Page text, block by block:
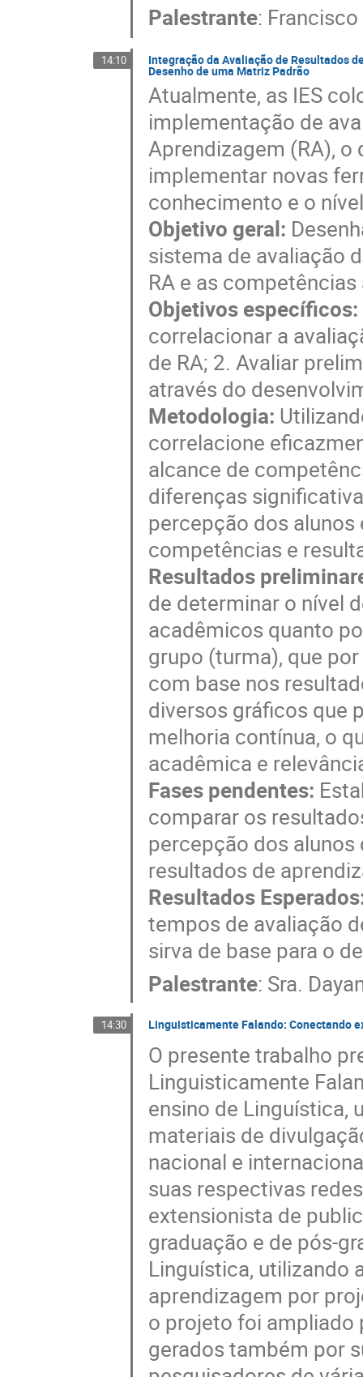
Palestrante:
14:10 Integração da Avaliação de Resultados
Desenho de uma Matriz Padrão
Atualmente, as IES
implementação de
Aprendizagem (RA),
implementar novas
conhecimento e o
Objetivo geral:
sistema de avaliação
RA e as
Objetivos específicos:
correlacionar a
de RA; 2. Avaliar
através do
Metodologia:
correlacione
alcance de
diferenças
percepção dos
competências e
Resultados
de determinar o nível
acadêmicos quanto
grupo (turma), que
com base nos
diversos gráficos que
melhoria contínua, o
acadêmica e
Fases pendentes:
comparar os
percepção dos
resultados de
Resultados
tempos de avaliação
sirva de base para o
Palestrante: Sra.
14:30 Linguisticamente Falando: Conectando
O presente trabalho
Linguisticamente
ensino de Linguística,
materiais de
nacional e
suas respectivas
extensionista de
graduação e de pós-
Linguística, utilizando
aprendizagem por
o projeto foi ampliado
gerados também por